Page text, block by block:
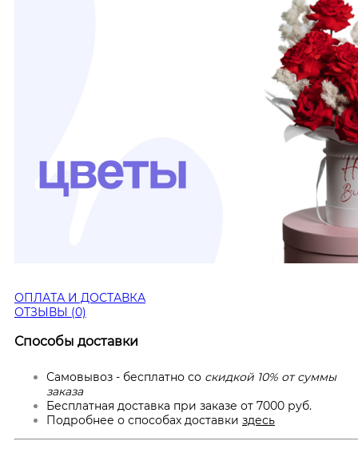
ОПЛАТА И ДОСТАВКА
ОТЗЫВЫ (0)
Способы доставки
Самовывоз - бесплатно со скидкой 10% от суммы
заказа
Бесплатная доставка при заказе от 7000 руб.
Подробнее о способах доставки здесь